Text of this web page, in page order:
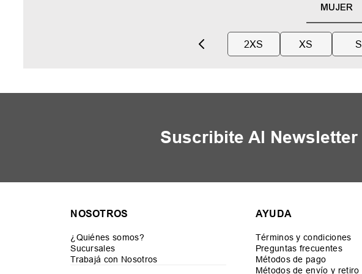
MUJER
2XS XS S
Suscribite Al Newsletter
NOSOTROS
¿Quiénes somos?
Sucursales
Trabajá con Nosotros
AYUDA
Términos y condiciones
Preguntas frecuentes
Métodos de pago
Métodos de envío y retiro